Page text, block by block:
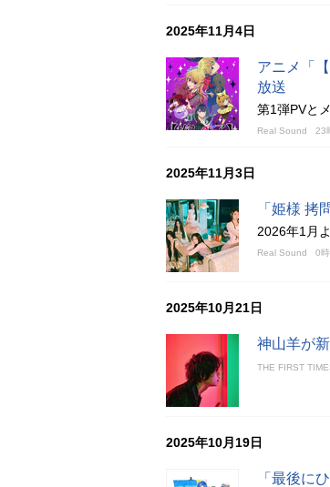
2025年11月4日
アニメ「
放送
第1弾PVと
Real Sound 23
2025年11月3日
「姫様 拷
2026年1月
Real Sound 0
2025年10月21日
神山羊が
THE FIRST
2025年10月19日
「最後に